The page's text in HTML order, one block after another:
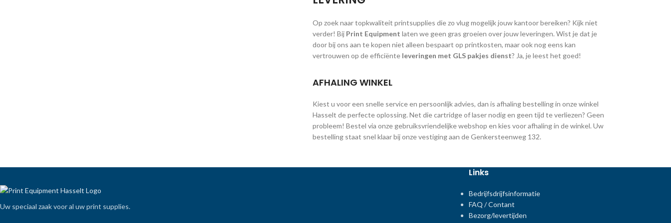
Op zoek naar topkwaliteit printsupplies die zo vlug mogelijk jouw kantoor bereiken? Kijk niet
verder! Bij Print Equipment laten we geen gras groeien over jouw leveringen. Wist je dat je
door bij ons aan te kopen niet alleen bespaart op printkosten, maar ook nog eens kan
vertrouwen op de efficiënte leveringen met GLS pakjes dienst? Ja, je leest het goed!
AFHALING WINKEL
Kiest u voor een snelle service en persoonlijk advies, dan is afhaling bestelling in onze winkel
Hasselt de perfecte oplossing. Net die cartridge of laser nodig en geen tijd te verliezen? Geen
probleem! Bestel via onze gebruiksvriendelijke webshop en kies voor afhaling in de winkel. Uw
bestelling staat snel klaar bij onze vestiging aan de Genkersteenweg 132.
Uw speciaal zaak voor al uw print supplies.
Links
Bedrijfsdrijfsinformatie
FAQ / Contant
Bezorg/levertijden